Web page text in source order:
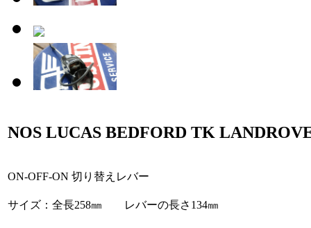
NOS LUCAS BEDFORD TK
ON-OFF-ON 切り替えレバー
サイズ：全長258㎜ レバーの長さ134㎜